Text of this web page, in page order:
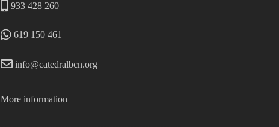
933 428 260
619 150 461
info@catedralbcn.org
More information